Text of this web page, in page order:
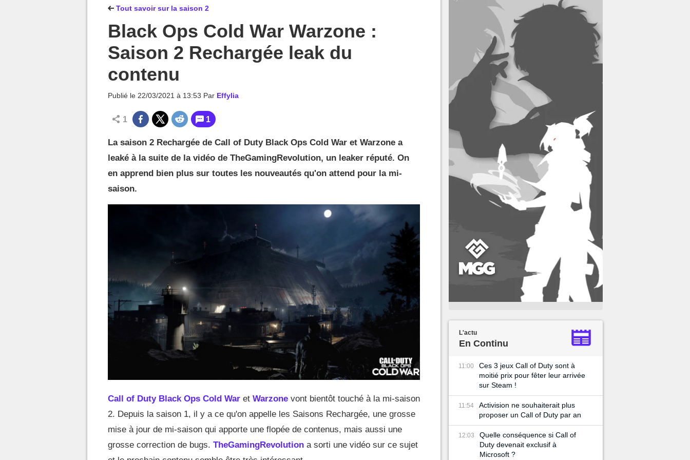
Tout savoir sur la saison 2
Black Ops Cold War Warzone :
Saison 2 Rechargée leak du
contenu
Publié le 22/03/2021 à 13:53 Par Effylia
1 1
La saison 2 Rechargée de Call of Duty Black Ops Cold War et Warzone a
leaké à la suite de la vidéo de TheGamingRevolution, un leaker réputé. On
en apprend bien plus sur toutes les nouveautés qu'on attend pour la mi-
saison.
Call of Duty Black Ops Cold War et Warzone vont bientôt touché à la mi-saison
2. Depuis la saison 1, il y a ce qu'on appelle les Saisons Rechargée, une grosse
mise à jour de mi-saison qui apporte une flopée de contenus, mais aussi une
grosse correction de bugs. TheGamingRevolution a sorti une vidéo sur ce sujet
L'actu
En Continu
11:00
Ces 3 jeux Call of Duty sont à
moitié prix pour fêter leur arrivée
sur Steam !
11:54
Activision ne souhaiterait plus
proposer un Call of Duty par an
12:03
Quelle conséquence si Call of
Duty devenait exclusif à
Microsoft ?